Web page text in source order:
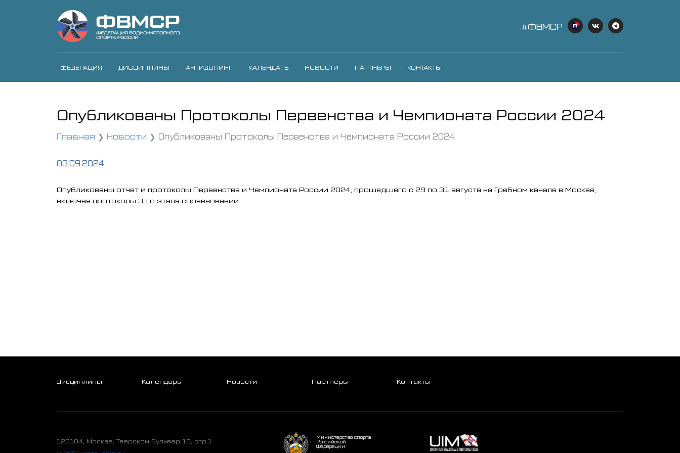
#ФВМСР
ФЕДЕРАЦИЯ ДИСЦИПЛИНЫ АНТИДОПИНГ КАЛЕНДАРЬ НОВОСТИ ПАРТНЕРЫ КОНТАКТЫ
Опубликованы Протоколы Первенства и Чемпионата России 2024
Главная Новости Опубликованы Протоколы Первенства и Чемпионата России 2024
03.09.2024
Опубликованы отчет и протоколы Первенства и Чемпионата России 2024, прошедшего с 29 по 31 августа на Гребном канале в Москве,
включая протоколы 3-го этапа соревнований.
Дисциплины Календарь Новости Партнеры Контакты
123104, Москва, Тверской бульвар 13, стр.1
Министерство спорта
Российской
Федерации